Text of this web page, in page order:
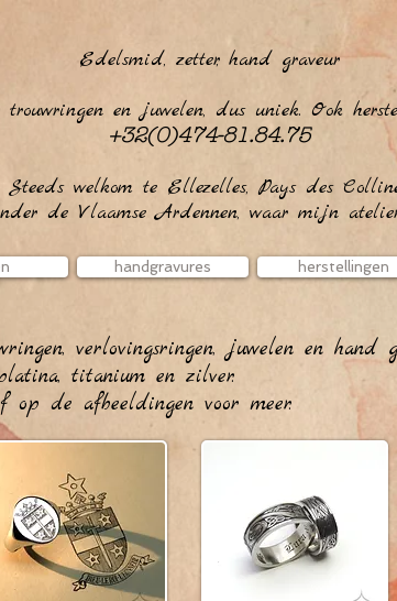
Edelsmid, zetter, hand graveur
trouwringen en juwelen, dus uniek. Ook
+32(0)474-81.84.75
Steeds welkom te Ellezelles, Pays des
de Vlaamse Ardennen, waar mijn
handgravures herstellingen
verlovingsringen, juwelen en hand
titanium en zilver.
de afbeeldingen voor meer.